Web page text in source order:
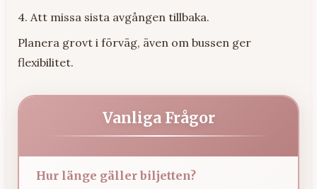
4. Att missa sista avgången tillbaka.
Planera grovt i förväg, även om bussen ger
flexibilitet.
Vanliga Frågor
Hur länge gäller biljetten?